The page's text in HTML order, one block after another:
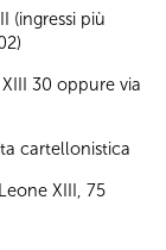
(ingressi più
30 oppure via
cartellonistica
XIII, 75